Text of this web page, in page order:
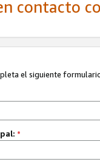
contacto
el siguiente
*